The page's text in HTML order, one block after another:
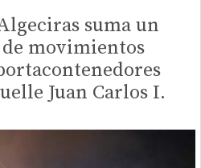
suma un
movimientos
Juan Carlos I.